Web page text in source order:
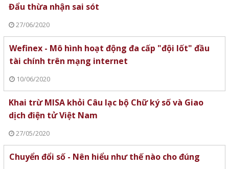
Đẩu thừa nhận sai sót
27/06/2020
Wefinex - Mô hình hoạt động đa cấp "đội lốt" đầu
tài chính trên mạng internet
10/06/2020
Khai trừ MISA khỏi Câu lạc bộ Chữ ký số và Giao
dịch điện tử Việt Nam
27/05/2020
Chuyển đổi số - Nên hiểu như thế nào cho đúng